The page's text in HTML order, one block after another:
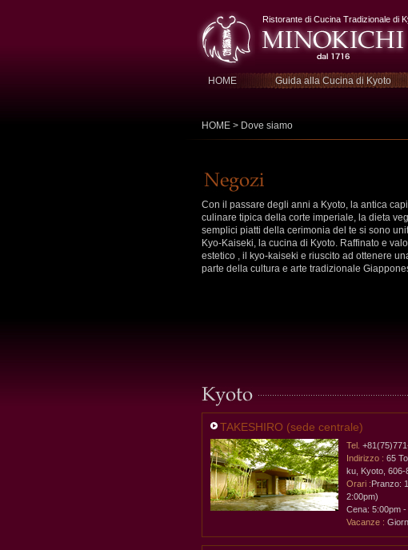
Ristorante di Cucina Tradizionale di
HOME Guida alla Cucina di Kyoto
HOME > Dove siamo
Con il passare degli anni a Kyoto, la antica
culinare tipica della corte imperiale, la dieta
semplici piatti della cerimonia del te si sono
Kyo-Kaiseki, la cucina di Kyoto. Raffinato e
estetico , il kyo-kaiseki e riuscito ad ottenere
parte della cultura e arte tradizionale
TAKESHIRO (sede centrale)
Tel.
Indirizzo : 65
ku, Kyoto, 606-
Orari :Pranzo:
2:00pm)
Cena: 5:00pm
Vacanze :